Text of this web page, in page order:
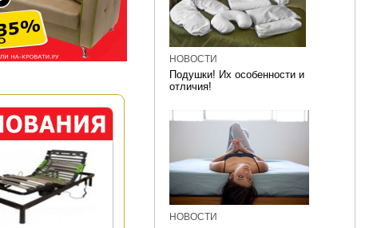
НОВОСТИ
Подушки! Их особенности и
отличия!
НОВОСТИ